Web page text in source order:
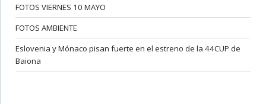
FOTOS VIERNES 10 MAYO
FOTOS AMBIENTE
Eslovenia y Mónaco pisan fuerte en el estreno de la 44CUP de
Baiona